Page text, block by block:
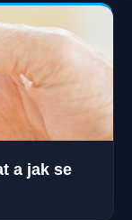
a jak se